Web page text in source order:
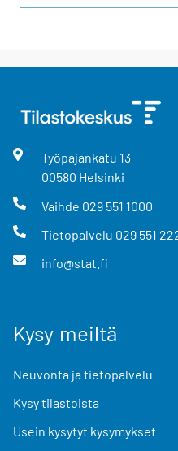
Työpajankatu 13
00580 Helsinki
Vaihde 029 551 1000
Tietopalvelu 029 551
info@stat.fi
Kysy meiltä
Neuvonta ja tietopalvelu
Kysy tilastoista
Usein kysytyt kysymykset